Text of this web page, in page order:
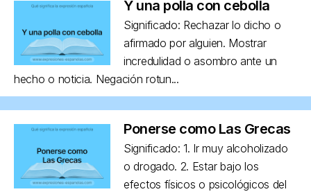
Y una polla con cebolla
Significado: Rechazar lo dicho o
afirmado por alguien. Mostrar
incredulidad o asombro ante un
hecho o noticia. Negación rotun...
Ponerse como Las Grecas
Significado: 1. Ir muy alcoholizado
o drogado. 2. Estar bajo los
efectos físicos o psicológicos del